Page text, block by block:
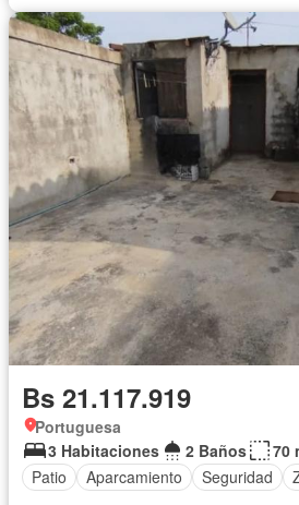
Bs 21.117.919
Portuguesa
3 Habitaciones
2 Baños
70
Patio
Aparcamiento Seguridad